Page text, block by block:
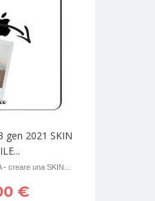
gen 2021 SKIN
- creare una SKIN...
€